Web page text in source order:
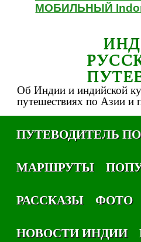
МОБИЛЬНЫЙ
Об Индии и индийской
путешествиях по Азии и
ПУТЕВОДИТЕЛЬ
МАРШРУТЫ
РАССКАЗЫ
ФОТО
НОВОСТИ ИНДИИ